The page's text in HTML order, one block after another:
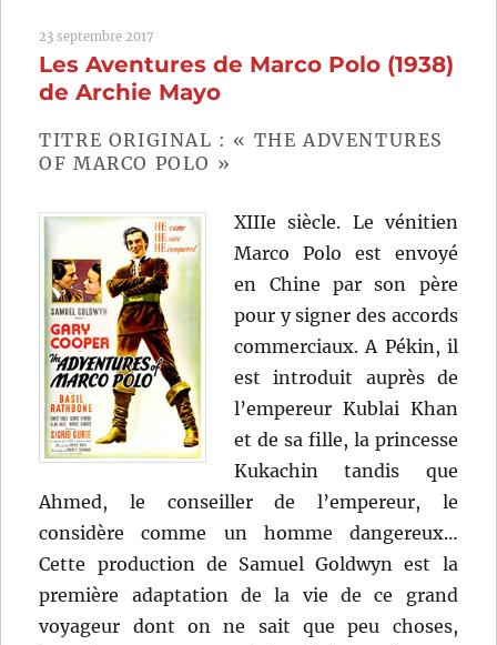
23 septembre 2017
Les Aventures de Marco Polo (1938)
de Archie Mayo
TITRE ORIGINAL : « THE ADVENTURES
OF MARCO POLO »
XIIIe siècle. Le vénitien
Marco Polo est envoyé
en Chine par son père
pour y signer des accords
commerciaux. A Pékin, il
est introduit auprès de
l’empereur Kublai Khan
et de sa fille, la princesse
Kukachin tandis que
Ahmed, le conseiller de l’empereur, le
considère comme un homme dangereux…
Cette production de Samuel Goldwyn est la
première adaptation de la vie de ce grand
voyageur dont on ne sait que peu choses,